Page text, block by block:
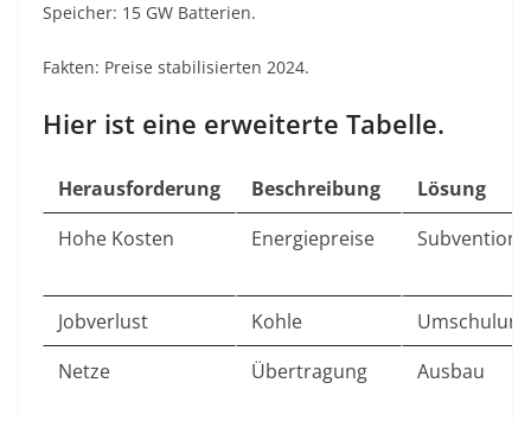
Speicher: 15 GW Batterien.
Fakten: Preise stabilisierten 2024.
Hier ist eine erweiterte Tabelle.
Herausforderung Beschreibung
Lösung
Hohe Kosten
Energiepreise
Jobverlust Kohle
Umschulung
Netze
Übertragung Ausbau